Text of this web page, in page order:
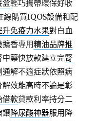
盒輕巧攜帶環保好收
線購買IQOS設備和配
升免疫力水果對白血
擴香專用精油品牌推
藥快放款建立完腎
解不適症狀依照病
解效能高時不論是彰
借款貸款利率持分二
讓降尿酸神器服用降